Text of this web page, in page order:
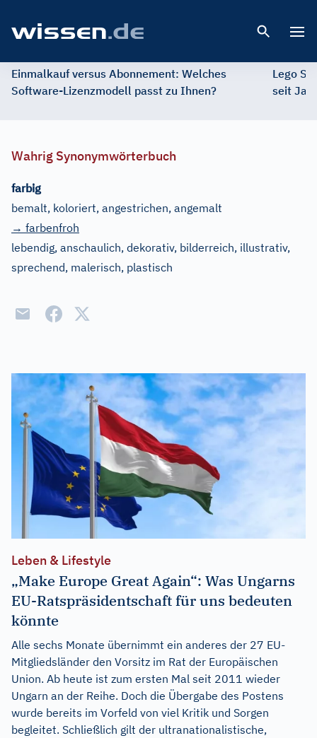
Einmalkauf versus Abonnement: Welches
Software-Lizenzmodell passt zu Ihnen?
Lego
seit
Wahrig Synonymwörterbuch
farbig
bemalt, koloriert, angestrichen, angemalt
→ farbenfroh
lebendig, anschaulich, dekorativ, bilderreich, illustrativ,
sprechend, malerisch, plastisch
Leben & Lifestyle
„Make Europe Great Again“: Was Ungarns
EU-Ratspräsidentschaft für uns bedeuten
könnte
Alle sechs Monate übernimmt ein anderes der 27 EU-
Mitgliedsländer den Vorsitz im Rat der Europäischen
Union. Ab heute ist zum ersten Mal seit 2011 wieder
Ungarn an der Reihe. Doch die Übergabe des Postens
wurde bereits im Vorfeld von viel Kritik und Sorgen
begleitet. Schließlich gilt der ultranationalistische,